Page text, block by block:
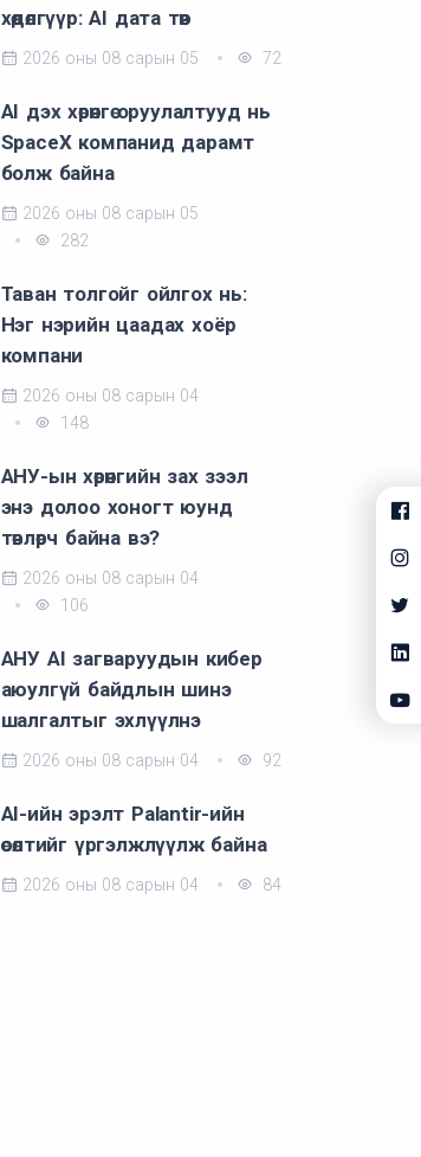
хөдөлгүүр: AI дата төв
2026 оны 08 сарын 05 72
AI дэх хөрөнгө оруулалтууд нь
SpaceX компанид дарамт
болж байна
2026 оны 08 сарын 05
282
Таван толгойг ойлгох нь:
Нэг нэрийн цаадах хоёр
компани
2026 оны 08 сарын 04
148
АНУ-ын хөрөнгийн зах зээл
энэ долоо хоногт юунд
төвлөрч байна вэ?
2026 оны 08 сарын 04
106
АНУ AI загваруудын кибер
аюулгүй байдлын шинэ
шалгалтыг эхлүүлнэ
2026 оны 08 сарын 04 92
AI-ийн эрэлт Palantir-ийн
өсөлтийг үргэлжлүүлж байна
2026 оны 08 сарын 04 84